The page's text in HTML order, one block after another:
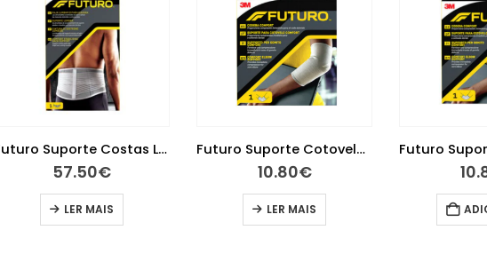
Futuro Suporte Costas Lombar S/M
57.50€
LER MAIS
Futuro Suporte Cotovelo Comfort M
10.80€
LER MAIS